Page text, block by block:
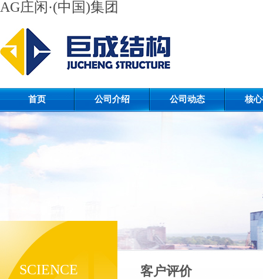
AG庄闲·(中国)集团
首页 公司介绍 公司动态 核
SCIENCE 客户评价